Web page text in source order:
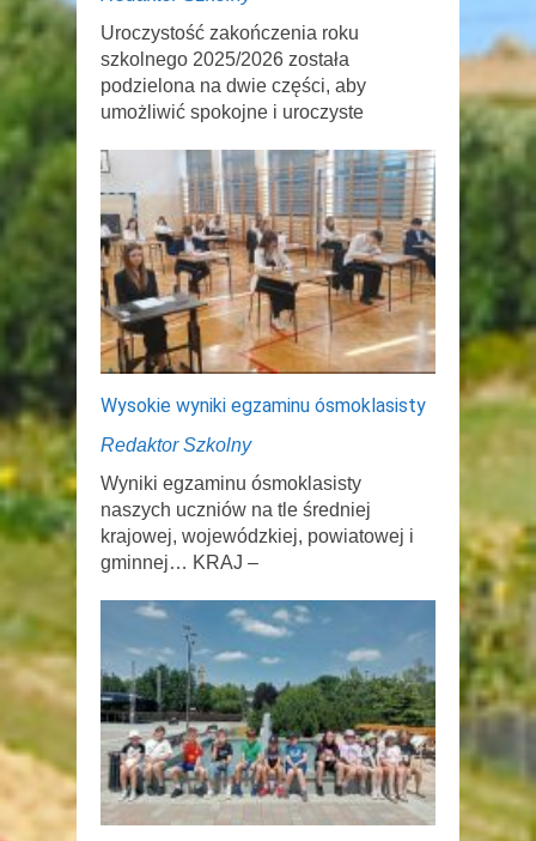
Uroczystość zakończenia roku
szkolnego 2025/2026 została
podzielona na dwie części, aby
umożliwić spokojne i uroczyste
Wysokie wyniki egzaminu ósmoklasisty
Redaktor Szkolny
Wyniki egzaminu ósmoklasisty
naszych uczniów na tle średniej
krajowej, wojewódzkiej, powiatowej i
gminnej… KRAJ –